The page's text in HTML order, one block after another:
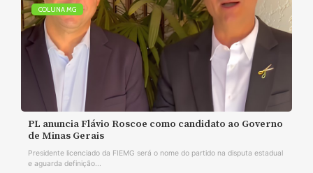
COLUNA MG
PL anuncia Flávio Roscoe como candidato ao Governo
de Minas Gerais
Presidente licenciado da FIEMG será o nome do partido na disputa estadual
e aguarda definição...